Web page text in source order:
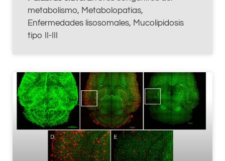
metabolismo, Metabolopatias,
Enfermedades lisosomales, Mucolipidosis
tipo II-III